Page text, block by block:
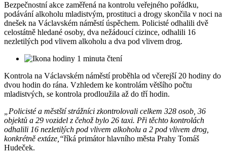
Bezpečnostní akce zaměřená na kontrolu veřejného pořádku,
podávání alkoholu mladistvým, prostituci a drogy skončila v noci na
dnešek na Václavském náměstí úspěchem. Policisté odhalili dvě
celostátně hledané osoby, dva nežádoucí cizince, odhalili 16
nezletilých pod vlivem alkoholu a dva pod vlivem drog.
1 minuta čtení
Kontrola na Václavském náměstí proběhla od včerejší 20 hodiny do
dvou hodin do rána. Vzhledem ke kontrolám většího počtu
mladistvých, se kontrola prodloužila až do tří hodin.
„Policisté a městští strážníci zkontrolovali celkem 328 osob, 36
objektů a 29 vozidel z čehož bylo 26 taxi. Při těchto kontrolách
odhalili 16 nezletilých pod vlivem alkoholu a 2 pod vlivem drog,
konkrétně extáze,“říká primátor hlavního města Prahy Tomáš
Hudeček.